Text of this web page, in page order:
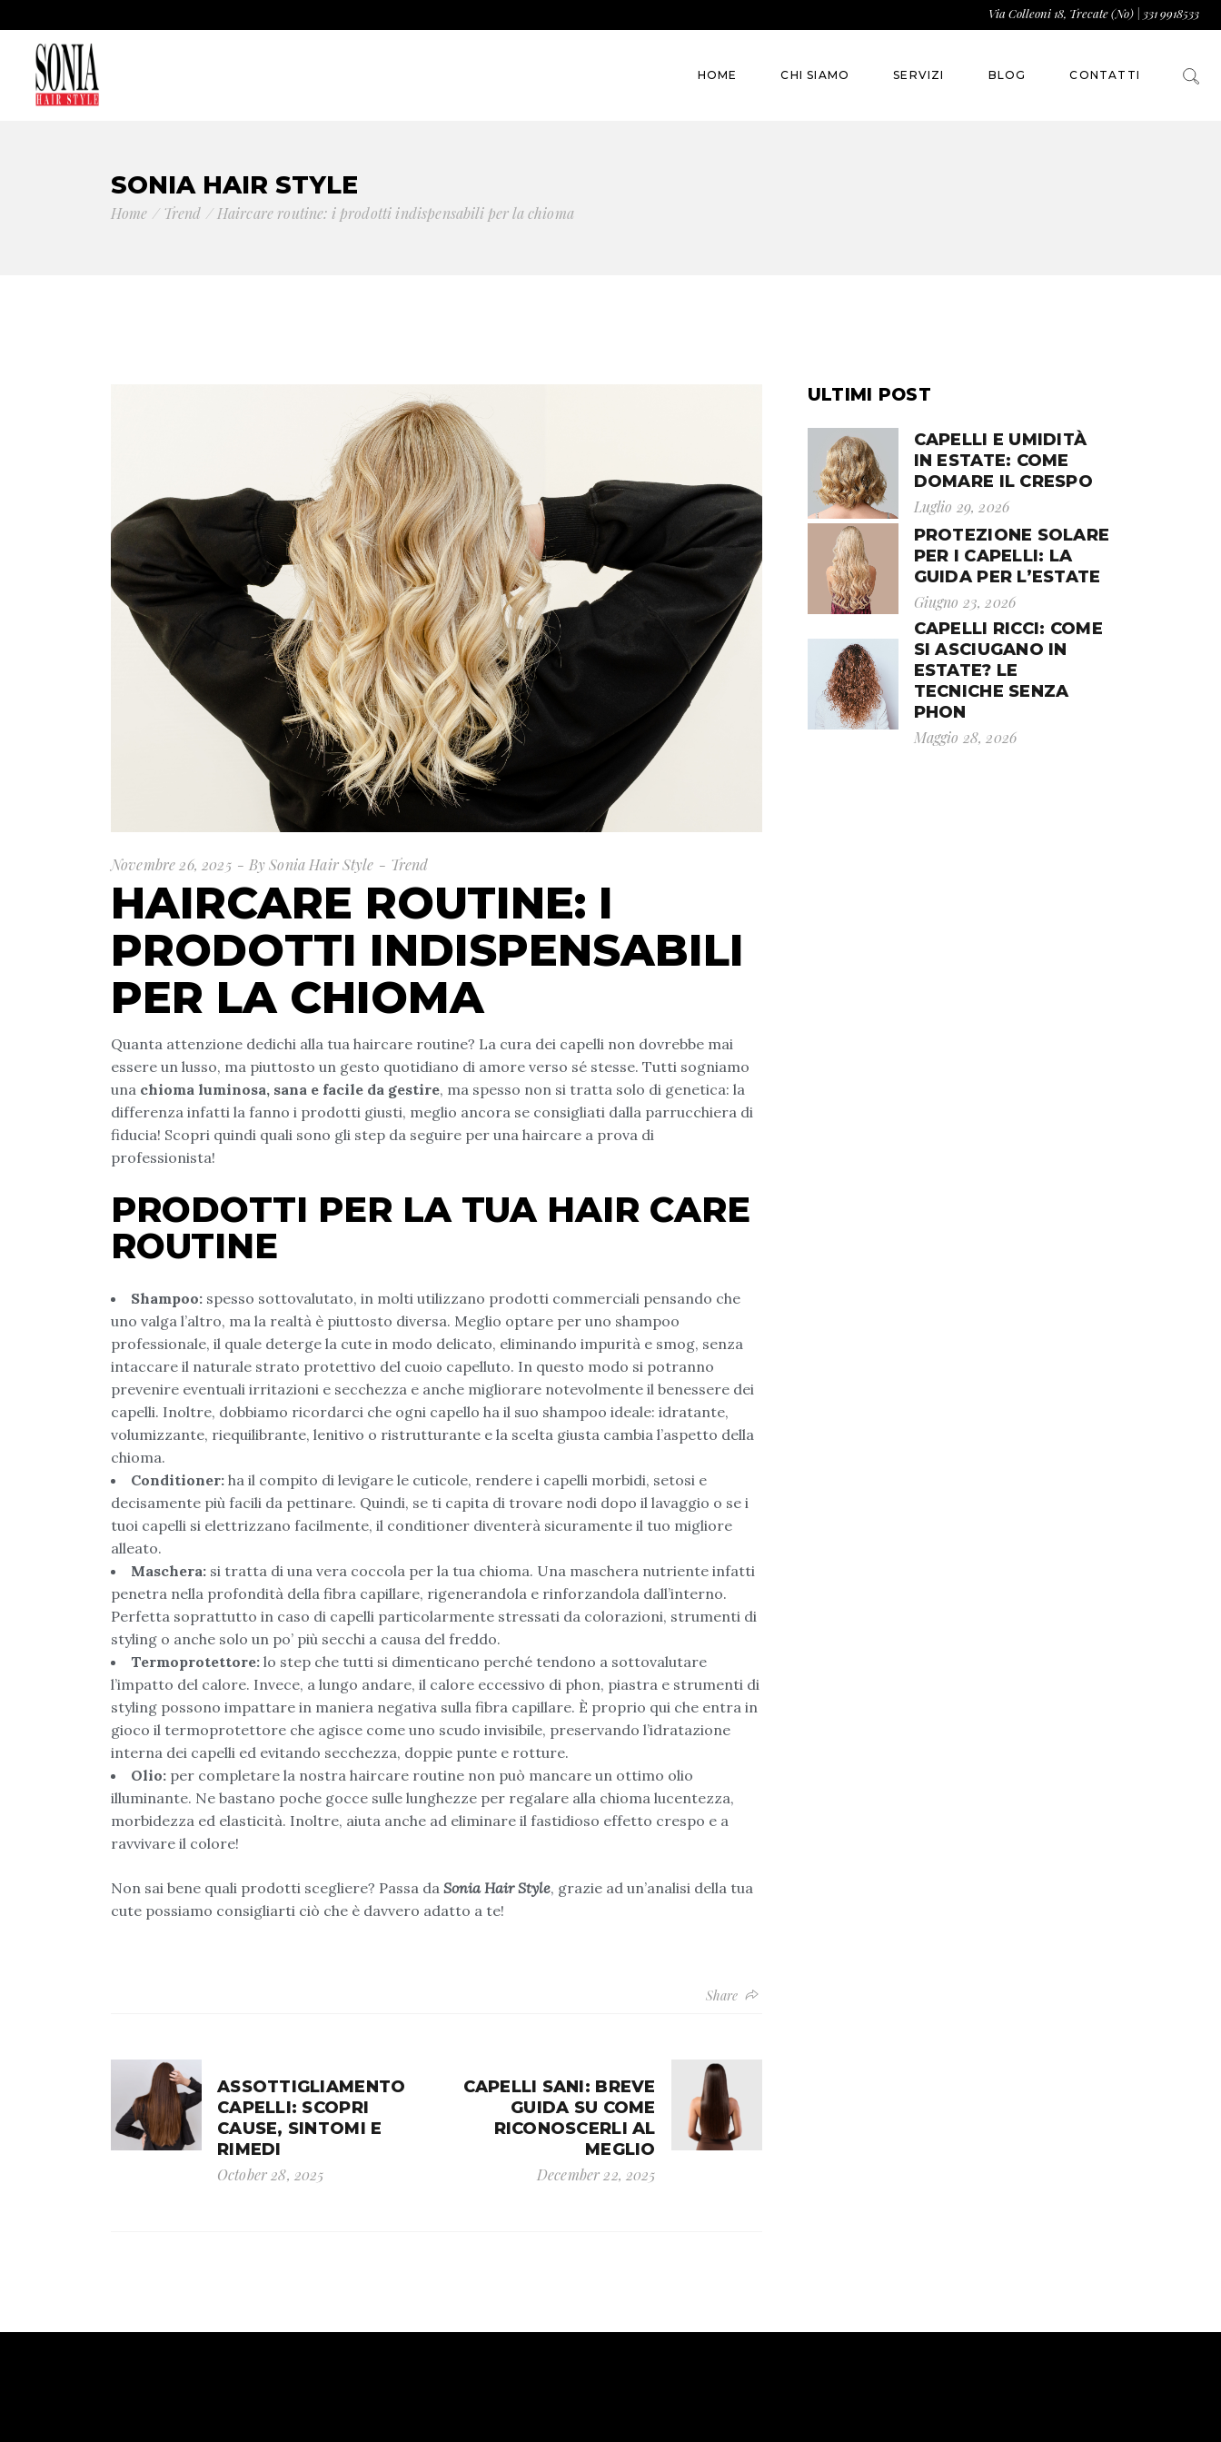
Via Colleoni 18, Trecate (No) 331 9918533
HOME CHI SIAMO SERVIZI BLOG CONTATTI
SONIA HAIR STYLE
Home Trend Haircare routine: i prodotti indispensabili per la chioma
Novembre 26, 2025 By Sonia Hair Style Trend
HAIRCARE ROUTINE: I
PRODOTTI INDISPENSABILI
PER LA CHIOMA
Quanta attenzione dedichi alla tua haircare routine? La cura dei capelli non dovrebbe mai
essere un lusso, ma piuttosto un gesto quotidiano di amore verso sé stesse. Tutti sogniamo
una chioma luminosa, sana e facile da gestire, ma spesso non si tratta solo di genetica: la
differenza infatti la fanno i prodotti giusti, meglio ancora se consigliati dalla parrucchiera di
fiducia! Scopri quindi quali sono gli step da seguire per una haircare a prova di
professionista!
PRODOTTI PER LA TUA HAIR CARE
ROUTINE
Shampoo: spesso sottovalutato, in molti utilizzano prodotti commerciali pensando che
uno valga l’altro, ma la realtà è piuttosto diversa. Meglio optare per uno shampoo
professionale, il quale deterge la cute in modo delicato, eliminando impurità e smog, senza
intaccare il naturale strato protettivo del cuoio capelluto. In questo modo si potranno
prevenire eventuali irritazioni e secchezza e anche migliorare notevolmente il benessere dei
capelli. Inoltre, dobbiamo ricordarci che ogni capello ha il suo shampoo ideale: idratante,
volumizzante, riequilibrante, lenitivo o ristrutturante e la scelta giusta cambia l’aspetto della
chioma.
Conditioner: ha il compito di levigare le cuticole, rendere i capelli morbidi, setosi e
decisamente più facili da pettinare. Quindi, se ti capita di trovare nodi dopo il lavaggio o se i
tuoi capelli si elettrizzano facilmente, il conditioner diventerà sicuramente il tuo migliore
alleato.
Maschera: si tratta di una vera coccola per la tua chioma. Una maschera nutriente infatti
penetra nella profondità della fibra capillare, rigenerandola e rinforzandola dall’interno.
Perfetta soprattutto in caso di capelli particolarmente stressati da colorazioni, strumenti di
styling o anche solo un po’ più secchi a causa del freddo.
Termoprotettore: lo step che tutti si dimenticano perché tendono a sottovalutare
l’impatto del calore. Invece, a lungo andare, il calore eccessivo di phon, piastra e strumenti di
styling possono impattare in maniera negativa sulla fibra capillare. È proprio qui che entra in
gioco il termoprotettore che agisce come uno scudo invisibile, preservando l’idratazione
interna dei capelli ed evitando secchezza, doppie punte e rotture.
Olio: per completare la nostra haircare routine non può mancare un ottimo olio
illuminante. Ne bastano poche gocce sulle lunghezze per regalare alla chioma lucentezza,
morbidezza ed elasticità. Inoltre, aiuta anche ad eliminare il fastidioso effetto crespo e a
ravvivare il colore!
Non sai bene quali prodotti scegliere? Passa da Sonia Hair Style, grazie ad un’analisi della tua
cute possiamo consigliarti ciò che è davvero adatto a te!
Share
ASSOTTIGLIAMENTO
CAPELLI: SCOPRI
CAUSE, SINTOMI E
RIMEDI
October 28, 2025
CAPELLI SANI: BREVE
GUIDA SU COME
RICONOSCERLI AL
MEGLIO
December 22, 2025
ULTIMI POST
CAPELLI E UMIDITÀ
IN ESTATE: COME
DOMARE IL CRESPO
Luglio 29, 2026
PROTEZIONE SOLARE
PER I CAPELLI: LA
GUIDA PER L’ESTATE
Giugno 23, 2026
CAPELLI RICCI: COME
SI ASCIUGANO IN
ESTATE? LE
TECNICHE SENZA
PHON
Maggio 28, 2026